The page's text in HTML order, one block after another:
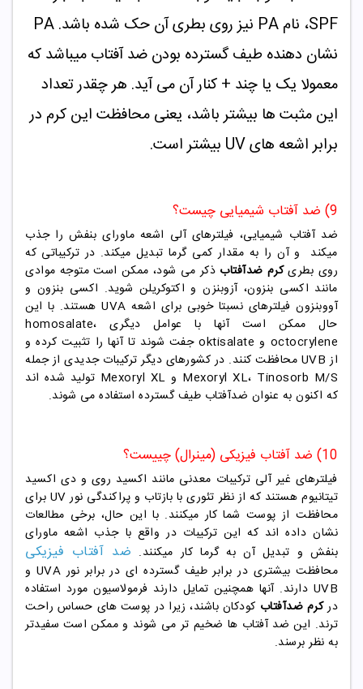
SPF، نام PA نیز روی بطری آن حک شده باشد. PA
نشان دهنده طیف گسترده بودن ضد آفتاب میباشد که
معمولا یک یا چند + کنار آن می آید. هر چقدر تعداد
این مثبت ها بیشتر باشد، یعنی محافظت این کرم در
برابر اشعه های UV بیشتر است.
9) ضد آفتاب شیمیایی چیست؟
ضد آفتاب شیمیایی، فیلترهای آلی اشعه ماورای بنفش را جذب
میکند و آن را به مقدار کمی گرما تبدیل میکند. در ترکیباتی که
روی بطریکرم ضدآفتاب ذکر می شود، ممکن است متوجه موادی
مانند اکسی بنزون، آزوبنزن و اکتوکریلن شوید. اکسی بنزون و
آووبنزون فیلترهای نسبتا خوبی برای اشعه UVA هستند. با این
حال ممکن است آنها با عوامل دیگری homosalate،
octocrylene و oktisalate جفت شوند تا آنها را تثبیت کرده و
از UVB محافظت کنند. در کشورهای دیگر ترکیبات جدیدی از جمله
Mexoryl XL، Tinosorb M/S و Mexoryl XL تولید شده اند
که اکنون به عنوان ضدآفتاب طیف گسترده استفاده می شوند.
10) ضد آفتاب فیزیکی (مینرال) چییست؟
فیلترهای غیر آلی ترکیبات معدنی مانند اکسید روی و دی اکسید
تیتانیوم هستند که از نظر تئوری با بازتاب و پراکندگی نور UV برای
محافظت از پوست شما کار میکنند. با این حال، برخی مطالعات
نشان داده اند که این ترکیبات در واقع با جذب اشعه ماورای
بنفش و تبدیل آن به گرما کار میکنند. ضد آفتاب فیزیکی
محافظت بیشتری در برابر طیف گسترده ای در برابر نور UVA و
UVB دارند. آنها همچنین تمایل دارند فرمولاسیون مورد استفاده
درکرم ضدآفتاب کودکان باشند، زیرا در پوست های حساس راحت
ترند. این ضد آفتاب ها ضخیم تر می شوند و ممکن است سفیدتر
به نظر برسند.